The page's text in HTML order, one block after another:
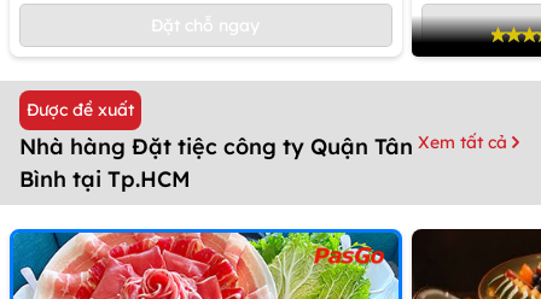
Đặt chỗ ngay
Được đề xuất
Nhà hàng Đặt tiệc công ty Quận Tân
Bình tại Tp.HCM
Xem tất cả